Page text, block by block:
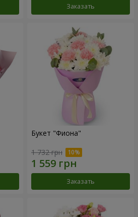
Заказать
Букет "Фиона"
1 732 грн
Заказать